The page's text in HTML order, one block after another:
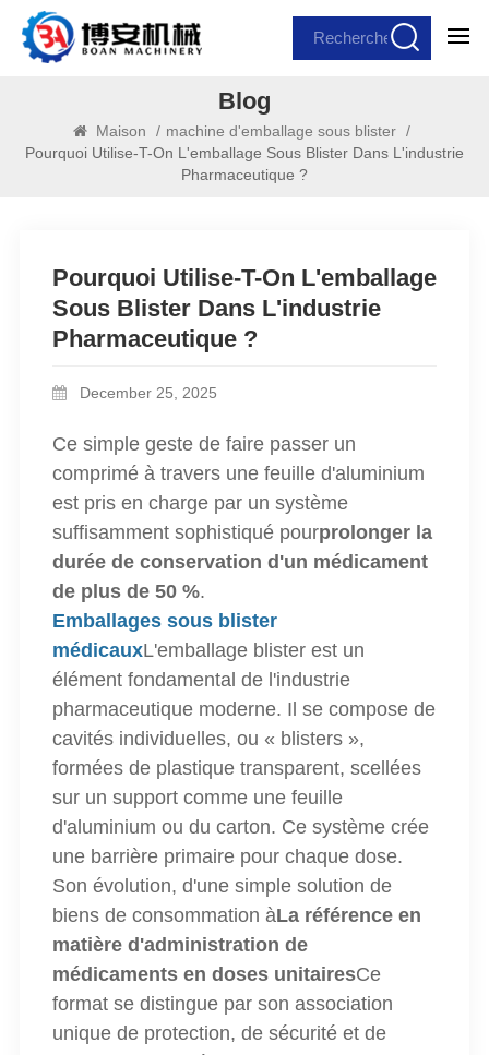
Blog
Maison / machine d'emballage sous blister /
Pourquoi Utilise-T-On L'emballage Sous Blister Dans L'industrie
Pharmaceutique ?
Pourquoi Utilise-T-On L'emballage
Sous Blister Dans L'industrie
Pharmaceutique ?
December 25, 2025
Ce simple geste de faire passer un
comprimé à travers une feuille d'aluminium
est pris en charge par un système
suffisamment sophistiqué pourprolonger la
durée de conservation d'un médicament
de plus de 50 %.
Emballages sous blister
médicauxL'emballage blister est un
élément fondamental de l'industrie
pharmaceutique moderne. Il se compose de
cavités individuelles, ou « blisters »,
formées de plastique transparent, scellées
sur un support comme une feuille
d'aluminium ou du carton. Ce système crée
une barrière primaire pour chaque dose.
Son évolution, d'une simple solution de
biens de consommation àLa référence en
matière d'administration de
médicaments en doses unitairesCe
format se distingue par son association
unique de protection, de sécurité et de